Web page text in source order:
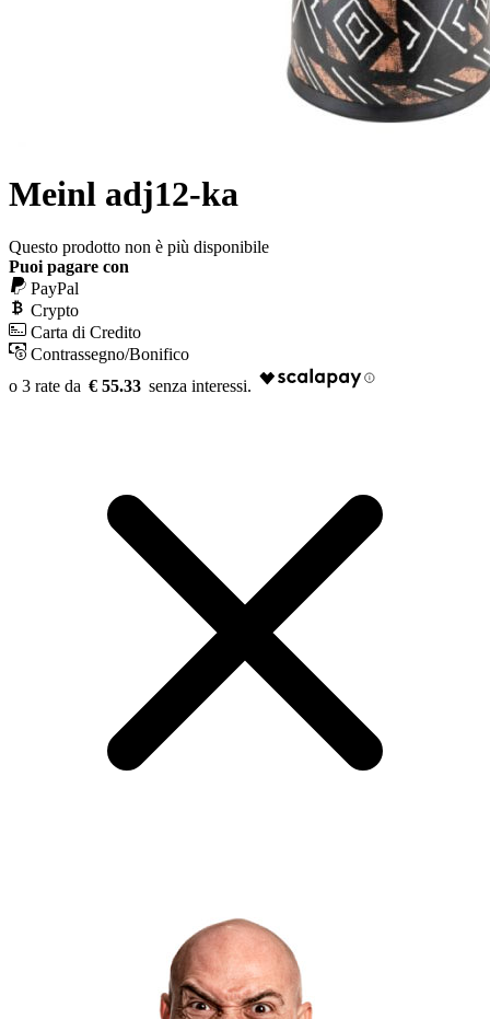
Meinl adj12-ka
Questo prodotto non è più disponibile
Puoi pagare con
PayPal
Crypto
Carta di Credito
Contrassegno/Bonifico
€ 55.33